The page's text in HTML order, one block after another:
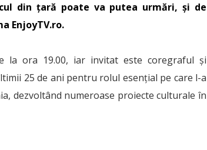
din țară poate va putea urmări, și de
EnjoyTV.ro.
la ora 19.00, iar invitat este coregraful și
25 de ani pentru rolul esențial pe care l-a
dezvoltând numeroase proiecte culturale în